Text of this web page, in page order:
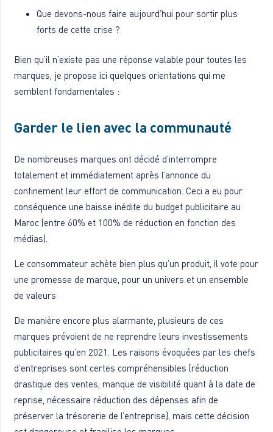
Que devons-nous faire aujourd’hui pour sortir plus
forts de cette crise ?
Bien qu’il n’existe pas une réponse valable pour toutes les
marques, je propose ici quelques orientations qui me
semblent fondamentales :
Garder le lien avec la communauté
De nombreuses marques ont décidé d’interrompre
totalement et immédiatement après l’annonce du
confinement leur effort de communication. Ceci a eu pour
conséquence une baisse inédite du budget publicitaire au
Maroc (entre 60% et 100% de réduction en fonction des
médias).
Le consommateur achète bien plus qu’un produit, il vote pour
une promesse de marque, pour un univers et un ensemble
de valeurs
De manière encore plus alarmante, plusieurs de ces
marques prévoient de ne reprendre leurs investissements
publicitaires qu’en 2021. Les raisons évoquées par les chefs
d’entreprises sont certes compréhensibles (réduction
drastique des ventes, manque de visibilité quant à la date de
reprise, nécessaire réduction des dépenses afin de
préserver la trésorerie de l’entreprise), mais cette décision